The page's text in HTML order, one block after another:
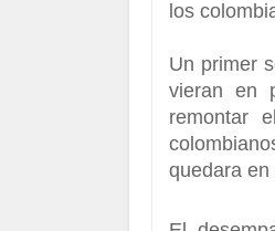
los
Un primer
vieran en
remontar
quedara